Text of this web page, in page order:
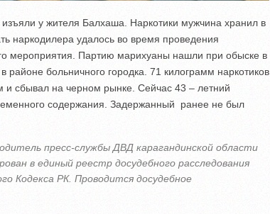
у жителя Балхаша. Наркотики мужчина хранил в
наркодилера удалось во время проведения
мероприятия. Партию марихуаны нашли при обыске в
районе больничного городка. 71 килограмм наркотиков
сбывал на черном рынке. Сейчас 43 – летний
содержания. Задержанный ранее не был
пресс-службы ДВД карагандинской области
в единый реестр досудебного расследования
Кодекса РК. Проводится досудебное